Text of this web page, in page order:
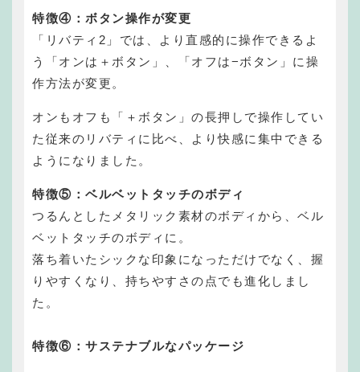
特徴④：ボタン操作が変更
「リバティ2」では、より直感的に操作できるよ
う「オンは＋ボタン」、「オフは−ボタン」に操
作方法が変更。
オンもオフも「＋ボタン」の長押しで操作してい
た従来のリバティに比べ、より快感に集中できる
ようになりました 。
特徴⑤：ベルベットタッチのボディ
つるんとしたメタリック素材のボディから、ベル
ベットタッチのボディに。
落ち着いたシックな印象になっただけでなく、握
りやすくなり、持ちやすさの点でも進化しまし
た。
特徴⑥：サステナブルなパッケージ